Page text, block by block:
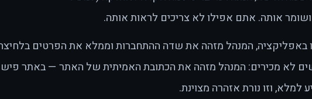
באפליקציה, המנהל מזהה את שדה ההתחברות וממלא את הפרטים
לא מכירים: המנהל מזהה את הכתובת האמיתית של האתר — באתר
וזו נורת אזהרה מצוינת.